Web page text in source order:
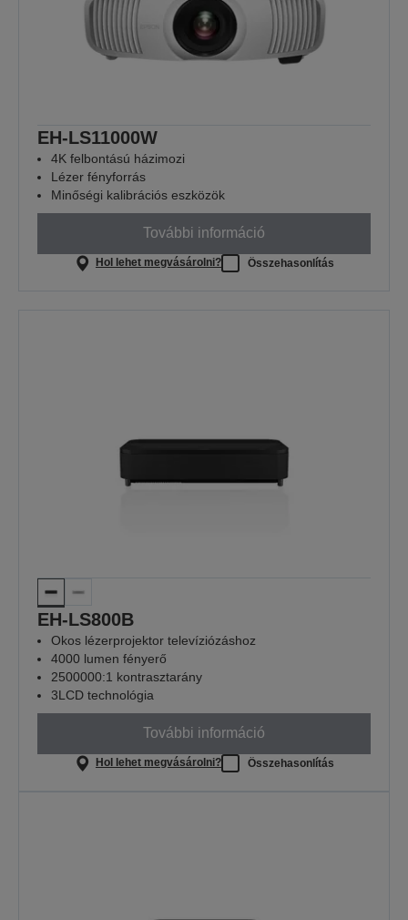
EH-LS11000W
4K felbontású házimozi
Lézer fényforrás
Minőségi kalibrációs eszközök
További információ
Hol lehet megvásárolni? Összehasonlítás
EH-LS800B
Okos lézerprojektor televíziózáshoz
4000 lumen fényerő
2500000:1 kontrasztarány
3LCD technológia
További információ
Hol lehet megvásárolni? Összehasonlítás